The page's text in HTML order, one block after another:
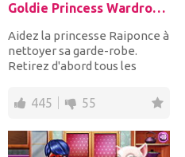
Goldie Princess Wardrobe Cleaning
Aidez la princesse Raiponce à
nettoyer sa garde-robe.
Retirez d'abord tous les
445 55